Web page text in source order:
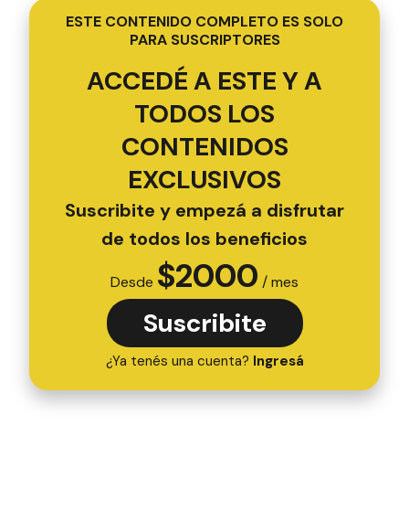
ESTE CONTENIDO COMPLETO ES SOLO
PARA SUSCRIPTORES
ACCEDÉ A ESTE Y A
TODOS LOS
CONTENIDOS
EXCLUSIVOS
Suscribite y empezá a disfrutar
de todos los beneficios
Desde $2000 / mes
Suscribite
¿Ya tenés una cuenta? Ingresá